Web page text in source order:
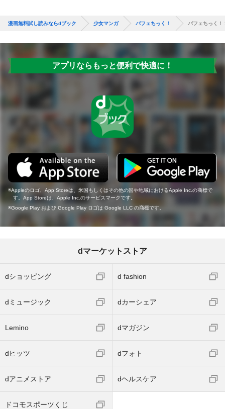
漫画無料試し読みならdブック 少女マンガ パフェちっく！ パフェちっく！
アプリならもっと便利で快適に！
Appleのロゴ、App Storeは、米国もしくはその他の国や地域におけるApple Inc.の商標で
す。App Storeは、Apple Inc.のサービスマークです。
Google Play および Google Play ロゴは Google LLC の商標です。
dマーケットストア
dショッピング d fashion
dミュージック dカーシェア
Lemino dマガジン
dヒッツ dフォト
dアニメストア dヘルスケア
ドコモスポーツくじ